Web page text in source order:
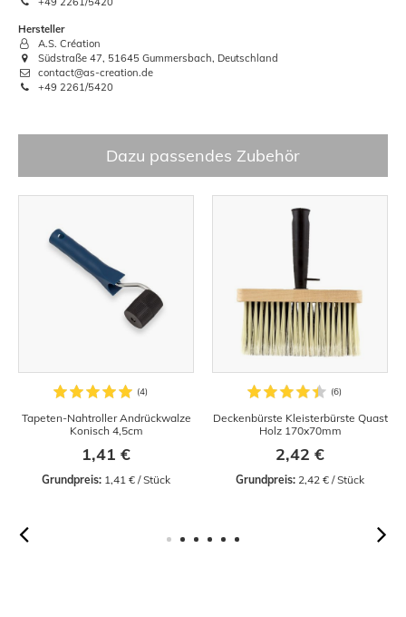
Hersteller
A.S. Création
Südstraße 47, 51645 Gummersbach, Deutschland
contact@as-creation.de
+49 2261/5420
Dazu passendes Zubehör
Tapeten-Nahtroller Andrückwalze
Konisch 4,5cm
1,41 €
Grundpreis: 1,41 € / Stück
Deckenbürste Kleisterbürste Quast
Holz 170x70mm
2,42 €
Grundpreis: 2,42 € / Stück